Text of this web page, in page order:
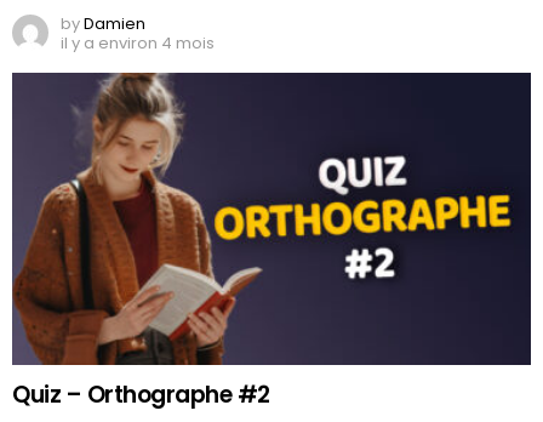
byDamien
il y a environ 4 mois
Quiz – Orthographe #2